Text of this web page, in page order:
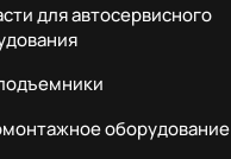
для автосервисного
оборудование